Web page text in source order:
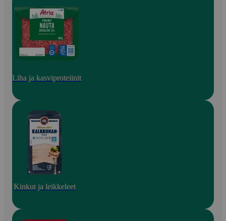
Liha ja kasviproteiinit
Kinkut ja leikkeleet